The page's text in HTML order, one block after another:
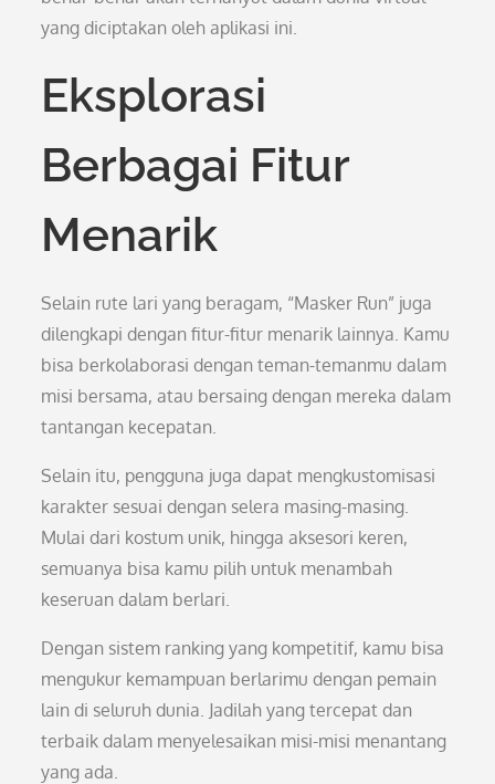
yang diciptakan oleh aplikasi ini.
Eksplorasi
Berbagai Fitur
Menarik
Selain rute lari yang beragam, “Masker Run” juga
dilengkapi dengan fitur-fitur menarik lainnya. Kamu
bisa berkolaborasi dengan teman-temanmu dalam
misi bersama, atau bersaing dengan mereka dalam
tantangan kecepatan.
Selain itu, pengguna juga dapat mengkustomisasi
karakter sesuai dengan selera masing-masing.
Mulai dari kostum unik, hingga aksesori keren,
semuanya bisa kamu pilih untuk menambah
keseruan dalam berlari.
Dengan sistem ranking yang kompetitif, kamu bisa
mengukur kemampuan berlarimu dengan pemain
lain di seluruh dunia. Jadilah yang tercepat dan
terbaik dalam menyelesaikan misi-misi menantang
yang ada.